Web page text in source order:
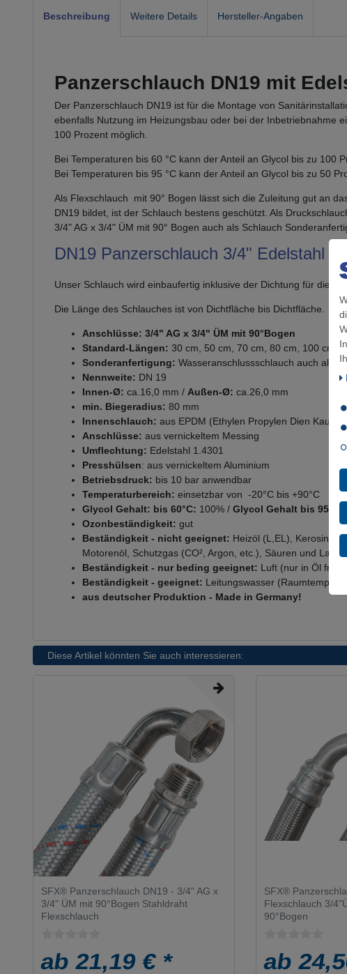
Beschreibung Weitere Details Hersteller-Angaben
Panzerschlauch DN19 mit
Der Panzerschlauch DN19 ist für die Montage von
ebenfalls Nutzung im Heizungsbau oder bei der Inbetriebnahme
100 Prozent möglich.
Bei Temperaturen bis 60 °C kann der Anteil an Glycol bis zu 100
Bei Temperaturen bis 95 °C kann der Anteil an Glycol bis zu 50
Als Flexschlauch mit 90° Bogen lässt sich die Zuleitung gut an
DN19 bildet, ist der Schlauch bestens geschützt. Als
3/4" AG x 3/4" ÜM mit 90° Bogen auch als Schlauch
DN19 Panzerschlauch 3/4" Edelstahl
Unser Schlauch wird einbaufertig inklusive der Dichtung für die
Die Länge des Schlauches ist von Dichtfläche bis Dichtfläche.
Anschlüsse: 3/4" AG x 3/4" ÜM mit 90°Bogen
Standard-Längen: 30 cm, 50 cm, 70 cm, 80 cm, 100 cm,
Sonderanfertigung: Wasseranschlussschlauch auch als
Nennweite: DN 19
Innen-Ø: ca.16,0 mm / Außen-Ø: ca.26,0 mm
min. Biegeradius: 80 mm
Innenschlauch: aus EPDM (Ethylen Propylen Dien
Anschlüsse: aus vernickeltem Messing
Umflechtung: Edelstahl 1.4301
Presshülsen: aus vernickeltem Aluminium
Betriebsdruck: bis 10 bar anwendbar
Temperaturbereich: einsetzbar von -20°C bis +90°C
Glycol Gehalt: bis 60°C: 100% / Glycol Gehalt bis 95°C:
Ozonbeständigkeit: gut
Beständigkeit - nicht geeignet: Heizöl (L,EL), Kerosin,
Motorenöl, Schutzgas (CO², Argon, etc.), Säuren und
Beständigkeit - nur beding geeignet: Luft (nur in Öl freie
Beständigkeit - geeignet: Leitungswasser
aus deutscher Produktion - Made in Germany!
Diese Artikel könnten Sie auch interessieren:
SFX® Panzerschlauch DN19 - 3/4" AG x
3/4" ÜM mit 90°Bogen Stahldraht
Flexschlauch
ab 21,19 € *
SFX®
Flexschlauch 3/
90°Bogen
ab